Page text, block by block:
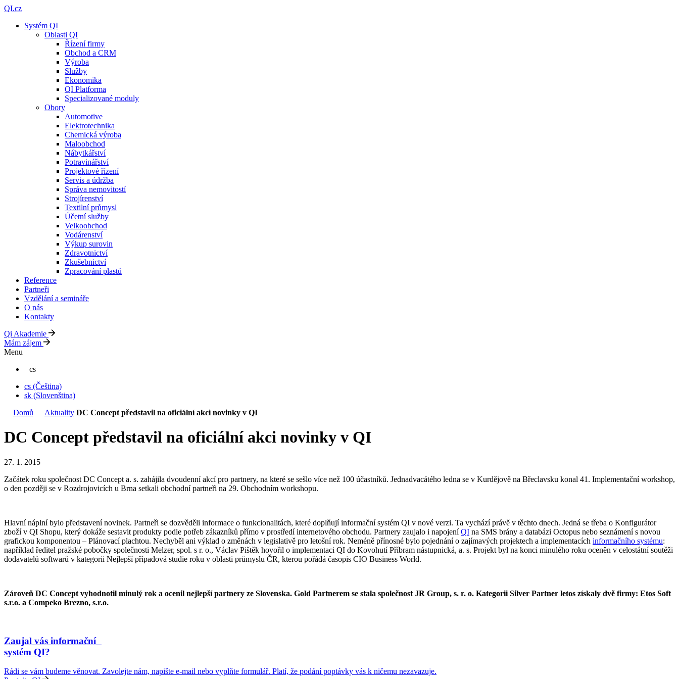
QI.cz
Systém QI
Oblasti QI
Řízení firmy
Obchod a CRM
Výroba
Služby
Ekonomika
QI Platforma
Specializované moduly
Obory
Automotive
Elektrotechnika
Chemická výroba
Maloobchod
Nábytkářství
Potravinářství
Projektové řízení
Servis a údržba
Správa nemovitostí
Strojírenství
Textilní průmysl
Účetní služby
Velkoobchod
Vodárenství
Výkup surovin
Zdravotnictví
Zkušebnictví
Zpracování plastů
Reference
Partneři
Vzdělání a semináře
O nás
Kontakty
Qi Akademie
Mám zájem
Menu
cs
cs (Čeština)
sk (Slovenština)
Domů
Aktuality DC Concept představil na oficiální akci novinky v QI
DC Concept představil na oficiální akci novinky v QI
27. 1. 2015
Začátek roku společnost DC Concept a. s. zahájila dvoudenní akcí pro partnery, na které se sešlo více než 100 účastníků. Jednadvacátého ledna se v Kurdějově na Břeclavsku konal 41. Implementační workshop,
o den později se v Rozdrojovicích u Brna setkali obchodní partneři na 29. Obchodním workshopu.
Hlavní náplní bylo představení novinek. Partneři se dozvěděli informace o funkcionalitách, které doplňují informační systém QI v nové verzi. Ta vychází právě v těchto dnech. Jedná se třeba o Konfigurátor
zboží v QI Shopu, který dokáže sestavit produkty podle potřeb zákazníků přímo v prostředí internetového obchodu. Partnery zaujalo i napojeníQI na SMS brány a databázi Octopus nebo seznámení s novou
grafickou komponentou – Plánovací plachtou. Nechyběl ani výklad o změnách v legislativě pro letošní rok. Neméně přínosné bylo pojednání o zajímavých projektech a implementacích informačního systému:
například ředitel pražské pobočky společnosti Melzer, spol. s r. o., Václav Pištěk hovořil o implementaci QI do Kovohutí Příbram nástupnická, a. s. Projekt byl na konci minulého roku oceněn v celostátní soutěži
dodavatelů softwarů v kategorii Nejlepší případová studie roku v oblasti průmyslu ČR, kterou pořádá časopis CIO Business World.
Zároveň DC Concept vyhodnotil minulý rok a ocenil nejlepší partnery ze Slovenska. Gold Partnerem se stala společnost JR Group, s. r. o. Kategorii Silver Partner letos získaly dvě firmy: Etos Soft
s.r.o. a Compeko Brezno, s.r.o.
Zaujal vás informační
systém QI?
Rádi se vám budeme věnovat. Zavolejte nám, napište e-mail nebo vyplňte formulář. Platí, že podání poptávky vás k ničemu nezavazuje.